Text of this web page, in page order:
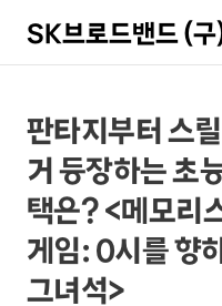
SK브로드밴드 (구
상
세
컨
텐
츠
본
문
제
목
판타지부터 스
거 등장하는 초
택은? <메모리
게임: 0시를 향
그녀석>